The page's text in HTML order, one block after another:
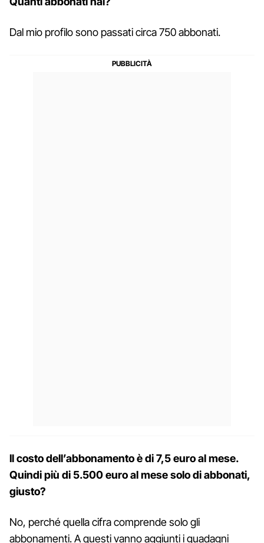
Dal mio profilo sono passati circa 750 abbonati.
Il costo dell’abbonamento è di 7,5 euro al mese.
Quindi più di 5.500 euro al mese solo di abbonati,
giusto?
No, perché quella cifra comprende solo gli
abbonamenti. A questi vanno aggiunti i guadagni